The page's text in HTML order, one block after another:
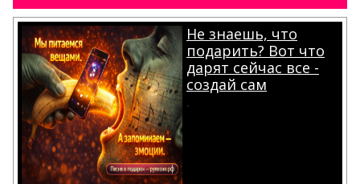
Не знаешь, что
подарить? Вот что
дарят сейчас все -
создай сам
.